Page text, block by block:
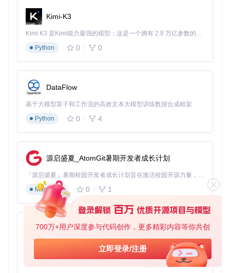
700万+用户深度参与代码创作，更多精彩内容等你共创
立即登录/注册
Kimi-K3
Kimi K3 是Kimi能力最强的模型：这是一个拥有 2.8 万亿参数的混合专家（MoE）模型，具备原生视觉理解能力，并支持 100 万 token 的上下文窗口。
Python
0 0
DataFlow
基于大模型算子和工作流的高效文本大模型训练数据合成框架
Python
0 4
源启盛夏_AtomGit暑期开发者成长计划
「源启盛夏」暑期校园开发者成长计划旨在激活校园开源力量，通过积分激励、认证扶持、资源倾斜等形式，引导高校组织和开发者完成「入驻 — 建项目 — 做贡献 — 获认证 — 得资源」的完整闭环。无论你是想带领社团入驻平台的组织者，还是希望用代码贡献证明自己的开发者，都能在这里找到属于你的成长路径。
Markdown
0 1
py-xiaozhi
基于Python的Xiaozhi AI，适用于想要完整Xiaozhi体验而无需拥有专用硬件的用户。
Python
0 1